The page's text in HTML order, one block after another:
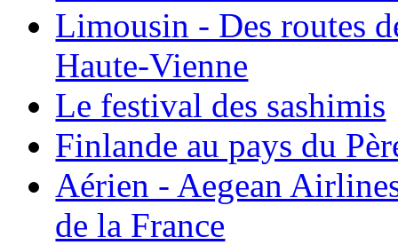
Limousin - Des routes
Haute-Vienne
Le festival des sashimis
Finlande au pays du
Aérien - Aegean
de la France